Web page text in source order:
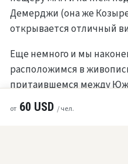
Демерджи (она же
открывается отличный
Еще немного и мы
расположимся в
притаившемся между
Неподалеку от стоянки
озеро, в котором можно
от 60 USD / чел.